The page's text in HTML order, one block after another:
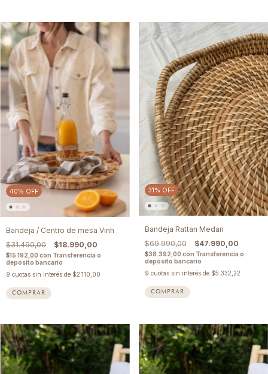
40% OFF
Bandeja / Centro de mesa Vinh
$31.490,00
$18.990,00
$15.192,00 con Transferencia o
depósito bancario
9 cuotas sin interés de $2.110,00
COMPRAR
31% OFF
Bandeja Rattan Medan
$69.990,00
$47.990,00
$38.392,00 con Transferencia o
depósito bancario
9 cuotas sin interés de $5.332,22